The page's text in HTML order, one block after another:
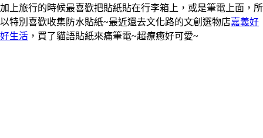
加上旅行的時候最喜歡把貼紙貼在行李箱上，或是筆電上面，所
以特別喜歡收集防水貼紙~最近還去文化路的文創選物店嘉義好
好生活 ，買了貓語貼紙來痛筆電~超療癒好可愛~